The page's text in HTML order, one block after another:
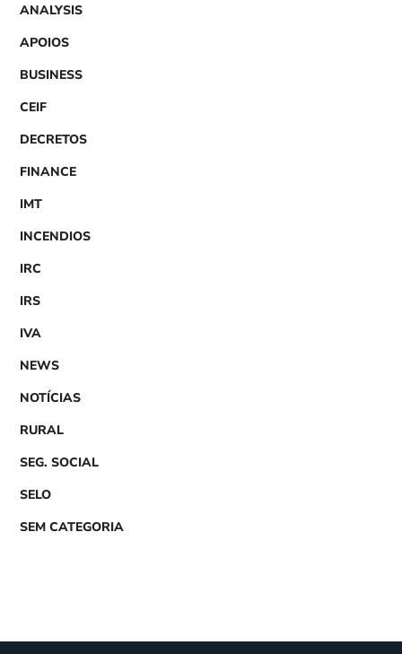
ANALYSIS
APOIOS
BUSINESS
CEIF
DECRETOS
FINANCE
IMT
INCENDIOS
IRC
IRS
IVA
NEWS
NOTÍCIAS
RURAL
SEG. SOCIAL
SELO
SEM CATEGORIA